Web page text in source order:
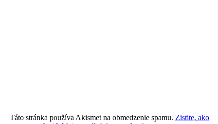
Táto stránka používa Akismet na obmedzenie spamu. Zistite, ako